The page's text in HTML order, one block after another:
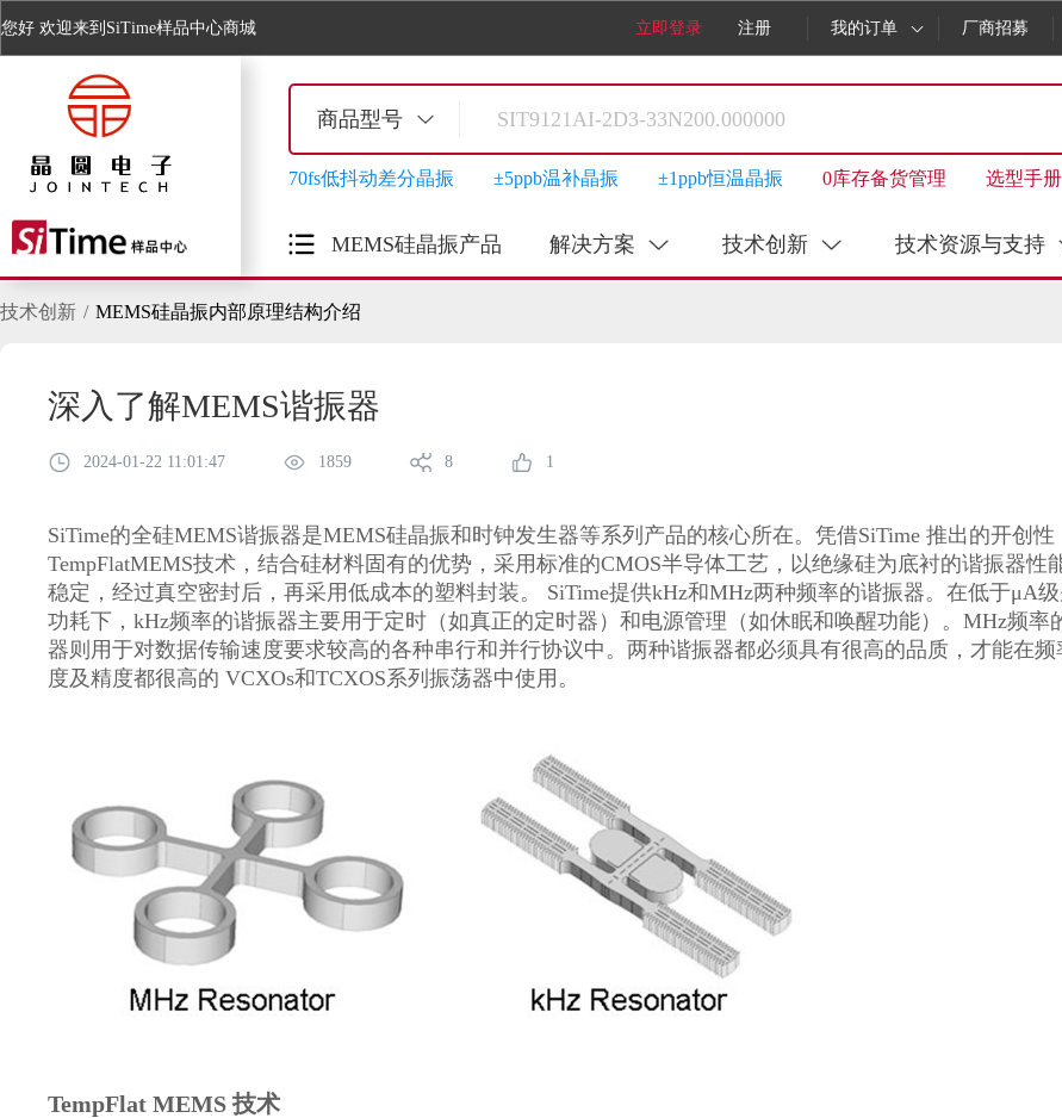
您好 欢迎来到SiTime样品中心商城 立即登录 注册 我的订单 厂商招募
商品型号
70fs低抖动差分晶振 ±5ppb温补晶振 ±1ppb恒温晶振 0库存备货管理 选型手册
MEMS硅晶振产品 解决方案 技术创新 技术资源与支持
技术创新 MEMS硅晶振内部原理结构介绍
深入了解MEMS谐振器
2024-01-22 11:01:47 1859 8 1
SiTime的全硅MEMS谐振器是MEMS硅晶振和时钟发生器等系列产品的核心所在。凭借SiTime 推出的开创性
TempFlatMEMS技术，结合硅材料固有的优势，采用标准的CMOS半导体工艺，以绝缘硅为底衬的谐振器性
稳定，经过真空密封后，再采用低成本的塑料封装。 SiTime提供kHz和MHz两种频率的谐振器。在低于μA
功耗下，kHz频率的谐振器主要用于定时（如真正的定时器）和电源管理（如休眠和唤醒功能）。MHz频率
器则用于对数据传输速度要求较高的各种串行和并行协议中。两种谐振器都必须具有很高的品质，才能在频
度及精度都很高的 VCXOs和TCXOS系列振荡器中使用。
TempFlat MEMS 技术